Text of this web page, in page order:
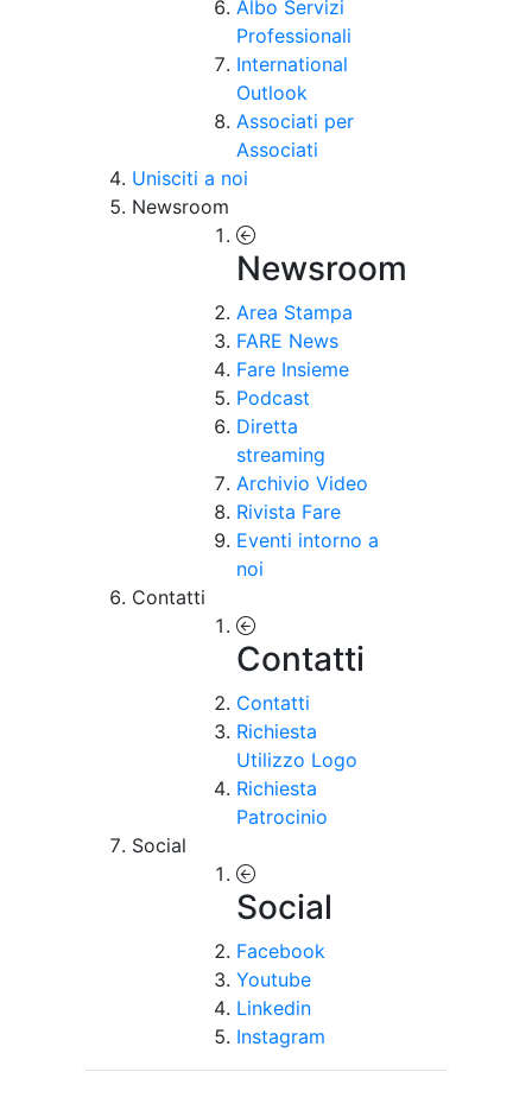
Albo Servizi
Professionali
International
Outlook
Associati per
Associati
Unisciti a noi
Newsroom
Newsroom
Area Stampa
FARE News
Fare Insieme
Podcast
Diretta
streaming
Archivio Video
Rivista Fare
Eventi intorno a
noi
Contatti
Contatti
Contatti
Richiesta
Utilizzo Logo
Richiesta
Patrocinio
Social
Social
Facebook
Youtube
Linkedin
Instagram